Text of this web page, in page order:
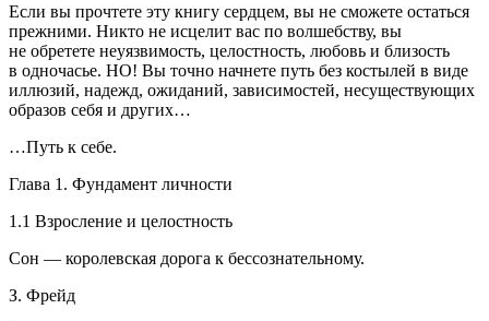
Если вы прочтете эту книгу сердцем, вы не сможете остаться
прежними. Никто не исцелит вас по волшебству, вы
не обретете неуязвимость, целостность, любовь и близость
в одночасье. НО! Вы точно начнете путь без костылей в виде
иллюзий, надежд, ожиданий, зависимостей, несуществующих
образов себя и других…
…Путь к себе.
Глава 1. Фундамент личности
1.1 Взросление и целостность
Сон — королевская дорога к бессознательному.
З. Фрейд